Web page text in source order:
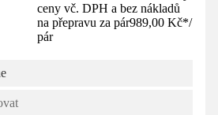
ceny vč. DPH a bez nákladů
na přepravu za pár989,00 Kč*/
pár